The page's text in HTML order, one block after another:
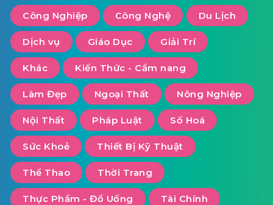
Công Nghiệp Công Nghệ Du Lịch
Dịch vụ Giáo Dục Giải Trí
Khác Kiến Thức - Cẩm nang
Làm Đẹp Ngoại Thất Nông Nghiệp
Nội Thất Pháp Luật Số Hoá
Sức Khoẻ Thiết Bị Kỹ Thuật
Thể Thao Thời Trang
Thực Phẩm - Đồ Uống Tài Chính